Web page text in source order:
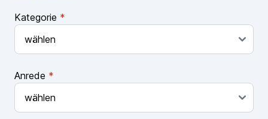
Kategorie *
Anrede *